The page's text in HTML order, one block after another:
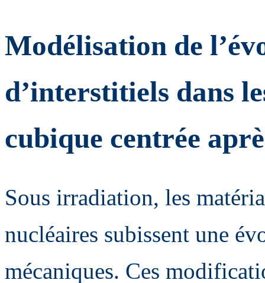
Modélisation de
d’interstitiels dans
cubique centrée
Sous irradiation, les
nucléaires subissent une
mécaniques. Ces